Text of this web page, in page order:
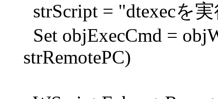
strScript = "dtexecを
Set objExecCmd =
strRemotePC)